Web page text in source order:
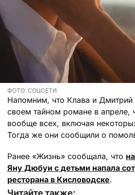
ФОТО: СОЦСЕТИ
Напомним, что Клава и Дмитрий
своем тайном романе в апреле,
вообще всех, включая
Тогда же они сообщили о
Ранее «Жизнь» сообщала, что
Яну Дюбуи с детьми напала
ресторана в Кисловодске.
Читайте также: